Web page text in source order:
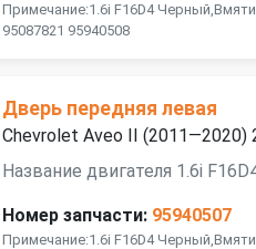
Примечание:1.6i F16D4
95087821 95940508
Дверь передняя левая
Chevrolet Aveo II (2011—2020)
Название двигателя 1.6i
Номер запчасти: 95940507
Примечание:1.6i F16D4